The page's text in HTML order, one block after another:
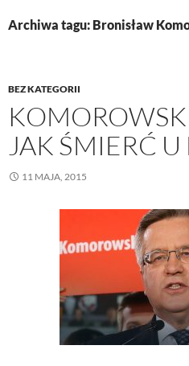
Archiwa tagu: Bronisław
BEZ KATEGORII
JAK ŚMIERĆ
11 MAJA, 2015